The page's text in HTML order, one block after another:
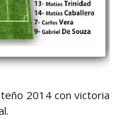
2014 con victoria